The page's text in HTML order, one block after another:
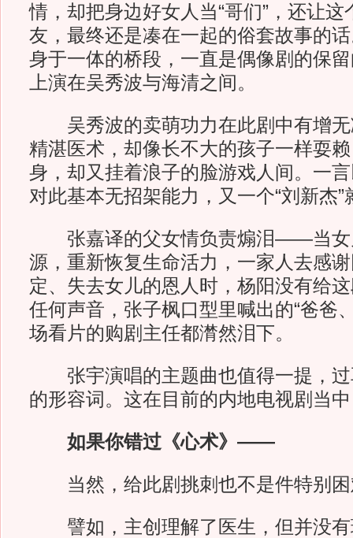
情，却把身边好女人当“哥们”，还让这
友，最终还是凑在一起的俗套故事的
身于一体的桥段，一直是偶像剧的保
上演在吴秀波与海清之间。
吴秀波的卖萌功力在此剧中有增无
精湛医术，却像长不大的孩子一样耍
身，却又挂着浪子的脸游戏人间。一
对此基本无招架能力，又一个“刘新杰”
张嘉译的父女情负责煽泪——当女
源，重新恢复生命活力，一家人去感
定、失去女儿的恩人时，杨阳没有给
任何声音，张子枫口型里喊出的“爸爸
场看片的购剧主任都潸然泪下。
张宇演唱的主题曲也值得一提，过
的形容词。这在目前的内地电视剧当
如果你错过《心术》——
当然，给此剧挑刺也不是件特别困
譬如，主创理解了医生，但并没有